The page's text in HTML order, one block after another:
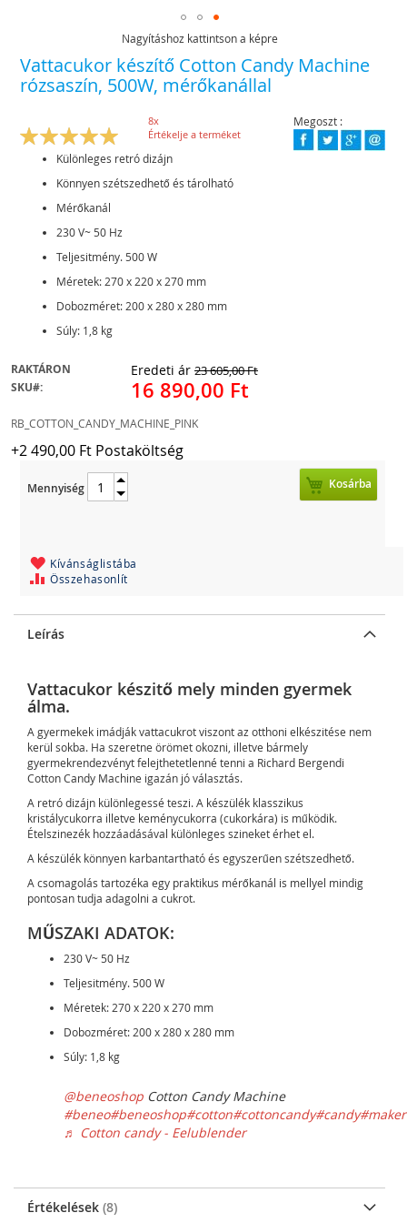
Vattacukor készítő Cotton Candy Machine
rózsaszín, 500W, mérőkanállal
Rating:
98
% of100
8x
Értékelje a terméket
Megoszt :
Különleges retró dizájn
Könnyen szétszedhető és tárolható
Mérőkanál
230 V~ 50 Hz
Teljesitmény. 500 W
Méretek: 270 x 220 x 270 mm
Dobozméret: 200 x 280 x 280 mm
Súly: 1,8 kg
Eredeti ár 23 605,00 Ft
Special
16 890,00 Ft
RAKTÁRON
SKU
RB_COTTON_CANDY_MACHINE_PINK
+2 490,00 Ft Postaköltség
Mennyiség Kosárba
Kívánságlistába
Összehasonlít
Nagyításhoz kattintson a képre
to
the
the
images
gallery
Leírás
Vattacukor készitő mely minden gyermek
álma.
A gyermekek imádják vattacukrot viszont az otthoni elkészitése nem
kerül sokba. Ha szeretne örömet okozni, illetve bármely
gyermekrendezvényt felejthetetlenné tenni a Richard Bergendi
Cotton Candy Machine igazán jó választás.
A retró dizájn különlegessé teszi. A készülék klasszikus
kristálycukorra illetve keménycukorra (cukorkára) is működik.
Ételszinezék hozzáadásával különleges szineket érhet el.
A készülék könnyen karbantartható és egyszerűen szétszedhető.
A csomagolás tartozéka egy praktikus mérőkanál is mellyel mindig
pontosan tudja adagolni a cukrot.
MŰSZAKI ADATOK:
230 V~ 50 Hz
Teljesitmény. 500 W
Méretek: 270 x 220 x 270 mm
Dobozméret: 200 x 280 x 280 mm
Súly: 1,8 kg
@beneoshop Cotton Candy Machine
#beneo#beneoshop#cotton#cottoncandy#candy#maker
♬ Cotton candy - Eelublender
Értékelések 8